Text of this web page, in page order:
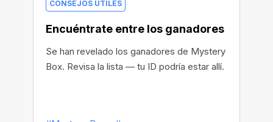
CONSEJOS ÚTILES
Encuéntrate entre los ganadores
Se han revelado los ganadores de Mystery
Box. Revisa la lista — tu ID podría estar allí.